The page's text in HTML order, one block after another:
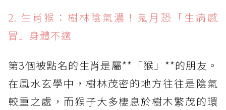
2. 生肖猴：樹林陰氣濃！鬼月恐「生病感
冒」身體不適
第3個被點名的生肖是屬**「猴」**的朋友。
在風水玄學中，樹林茂密的地方往往是陰氣
較重之處，而猴子大多棲息於樹木繁茂的環